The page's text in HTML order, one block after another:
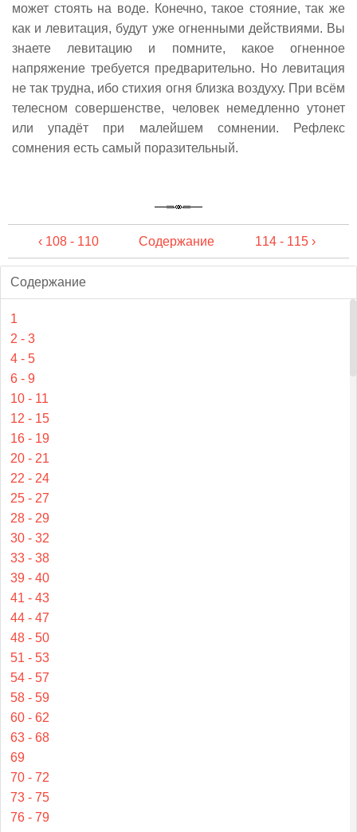
может стоять на воде. Конечно, такое стояние, так же
как и левитация, будут уже огненными действиями. Вы
знаете левитацию и помните, какое огненное
напряжение требуется предварительно. Но левитация
не так трудна, ибо стихия огня близка воздуху. При всëм
телесном совершенстве, человек немедленно утонет
или упадëт при малейшем сомнении. Рефлекс
сомнения есть самый поразительный.
‹ 108 - 110 Содержание 114 - 115 ›
Содержание
1
2 - 3
4 - 5
6 - 9
10 - 11
12 - 15
16 - 19
20 - 21
22 - 24
25 - 27
28 - 29
30 - 32
33 - 38
39 - 40
41 - 43
44 - 47
48 - 50
51 - 53
54 - 57
58 - 59
60 - 62
63 - 68
69
70 - 72
73 - 75
76 - 79